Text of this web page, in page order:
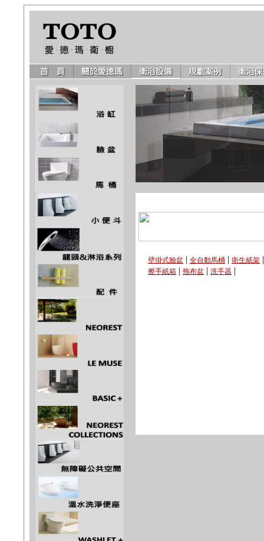
壁掛式臉盆 | 全自動馬桶 | 衛生紙架
擦手紙箱 | 拖布盆 | 洗手器 |